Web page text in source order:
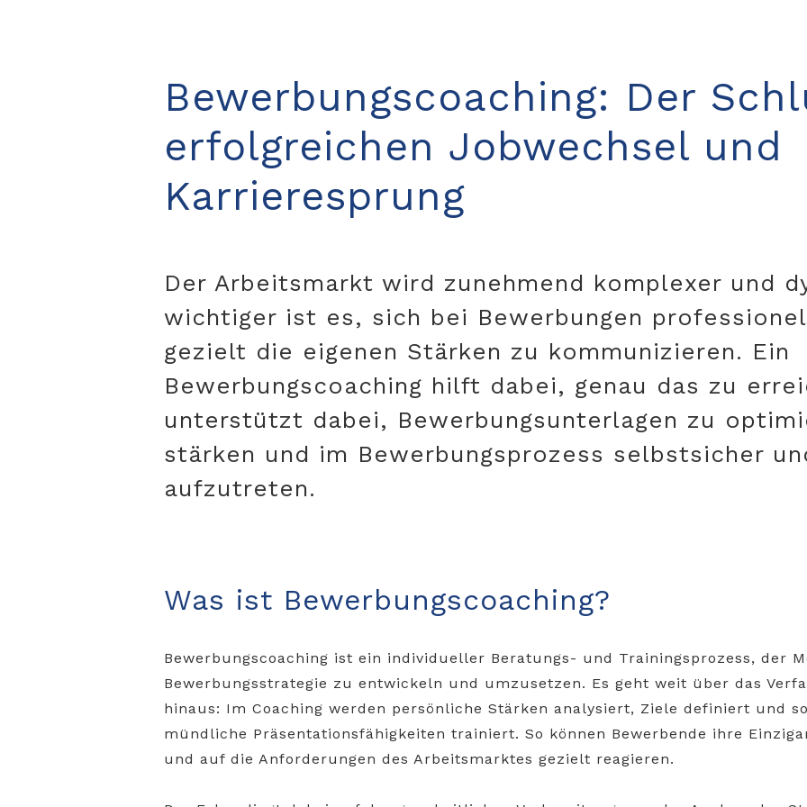
Bewerbungscoaching: Der
erfolgreichen Jobwechsel und
Karrieresprung
Der Arbeitsmarkt wird zunehmend komplexer und
wichtiger ist es, sich bei Bewerbungen
gezielt die eigenen Stärken zu kommunizieren. Ein
Bewerbungscoaching hilft dabei, genau das zu
unterstützt dabei, Bewerbungsunterlagen zu
stärken und im Bewerbungsprozess selbstsicher
aufzutreten.
Was ist Bewerbungscoaching?
Bewerbungscoaching ist ein individueller Beratungs- und Trainingsprozess, der
Bewerbungsstrategie zu entwickeln und umzusetzen. Es geht weit über das
hinaus: Im Coaching werden persönliche Stärken analysiert, Ziele definiert und
mündliche Präsentationsfähigkeiten trainiert. So können Bewerbende ihre
und auf die Anforderungen des Arbeitsmarktes gezielt reagieren.